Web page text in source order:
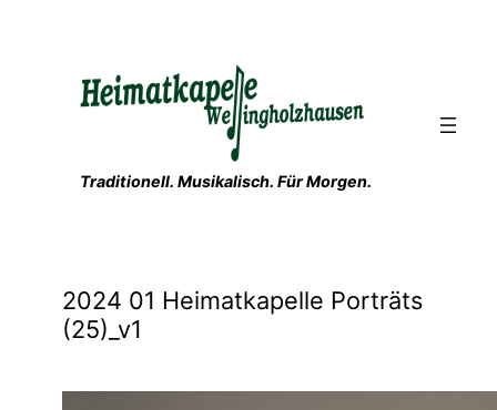
Traditionell. Musikalisch. Für Morgen.
2024 01 Heimatkapelle Porträts
(25)_v1